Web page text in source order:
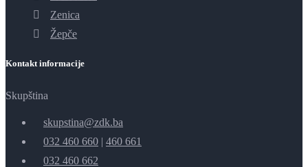
Zenica
Žepče
Kontakt informacije
Skupština
skupstina@zdk.ba
032 460 660 | 460 661
032 460 662